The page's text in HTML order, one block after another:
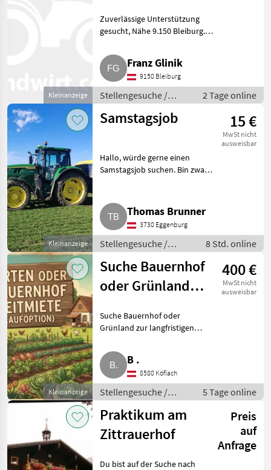
Kleinanzeige
Betrieb
Zuverlässige Unterstützung
gesucht, Nähe 9.150 Bleiburg.
Betrieb suchen wir eine
freundliche und zuverlässige
Unterstützung. Aufgaben:
Franz Glinik
9150 Bleiburg
Stellengesuche /
Sonstige
landwirtschaftliche
2 Tage online
Kleinanzeige
Samstagsjob 15 €
MwSt nicht
ausweisbar
Hallo, würde gerne einen
Samstagsjob suchen. Bin zwar
noch einen Job für Samstag
suchen. Eventuell braucht jema
Thomas Brunner
3730 Eggenburg
Stellengesuche /
Sonstige
landwirtschaftliche
Tätigkeiten
8 Std. online
Kleinanzeige
Suche Bauernhof
oder Grünland
Pacht
400 €
MwSt nicht
ausweisbar
Suche Bauernhof oder
Grünland zur langfristigen
eine zuverlässige Familie aus
dem Bezirk Voitsberg und
suchen einen Bauernhof oder
B .
8580 Köflach
Stellengesuche /
Sonstige
landwirtschaftliche
Tätigkeiten
5 Tage online
Praktikum am
Zittrauerhof
Preis
auf
Anfrage
Du bist auf der Suche nach